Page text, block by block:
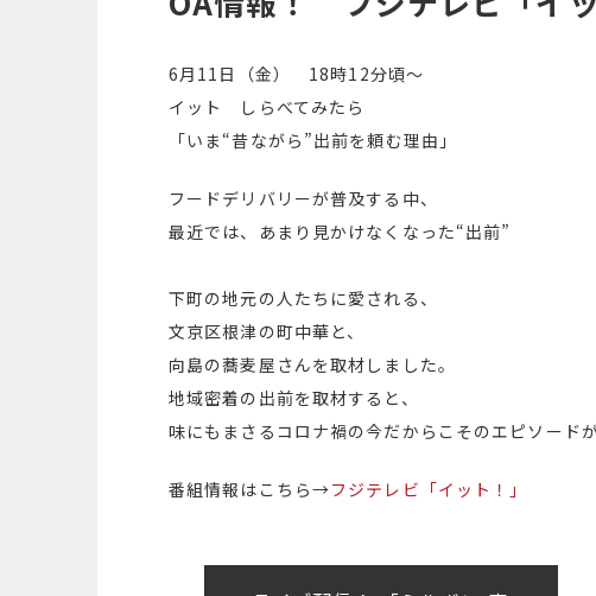
6月11日（金） 18時12分頃〜
イット しらべてみたら
「いま“昔ながら”出前を頼む理由」
フードデリバリーが普及する中、
最近では、あまり見かけなくなった“出前”
下町の地元の人たちに愛される、
文京区根津の町中華と、
向島の蕎麦屋さんを取材しました。
地域密着の出前を取材すると、
味にもまさるコロナ禍の今だからこそのエピソード
番組情報はこちら→フジテレビ「イット！」